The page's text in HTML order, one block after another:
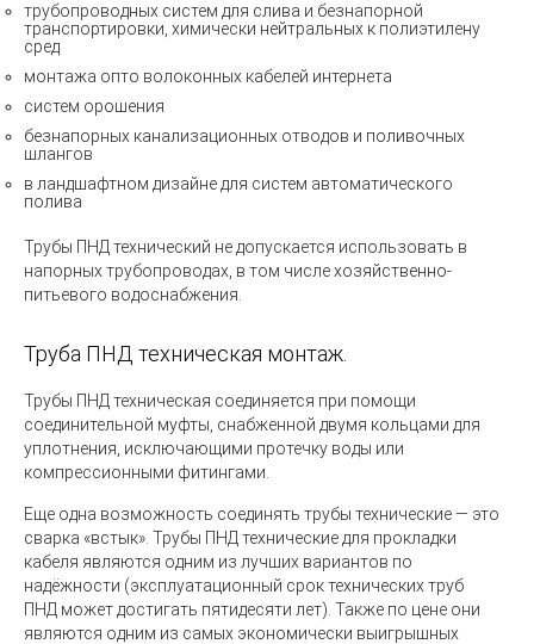
трубопроводных систем для слива и безнапорной
транспортировки, химически нейтральных к полиэтилену
сред
монтажа опто волоконных кабелей интернета
систем орошения
безнапорных канализационных отводов и поливочных
шлангов
в ландшафтном дизайне для систем автоматического
полива
Трубы ПНД технический не допускается использовать в
напорных трубопроводах, в том числе хозяйственно-
питьевого водоснабжения.
Труба ПНД техническая монтаж.
Трубы ПНД техническая соединяется при помощи
соединительной муфты, снабженной двумя кольцами для
уплотнения, исключающими протечку воды или
компрессионными фитингами.
Еще одна возможность соединять трубы технические— это
сварка «встык». Трубы ПНД технические для прокладки
кабеля являются одним из лучших вариантов по
надёжности (эксплуатационный сроктехнических труб
ПНД может достигать пятидесяти лет). Также по цене они
являются одним из самых экономически выигрышных